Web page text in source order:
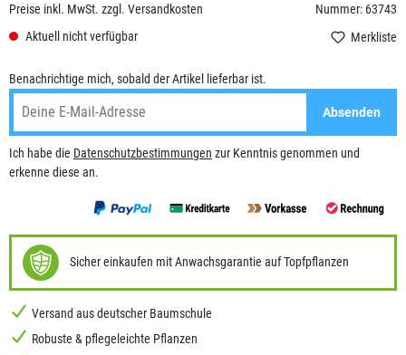
Preise inkl. MwSt. zzgl. Versandkosten
Nummer: 63743
Aktuell nicht verfügbar
Merkliste
Benachrichtige mich, sobald der Artikel lieferbar ist.
Absenden
Ich habe die Datenschutzbestimmungen zur Kenntnis genommen und
erkenne diese an.
Sicher einkaufen mit Anwachsgarantie auf Topfpflanzen
Versand aus deutscher Baumschule
Robuste & pflegeleichte Pflanzen